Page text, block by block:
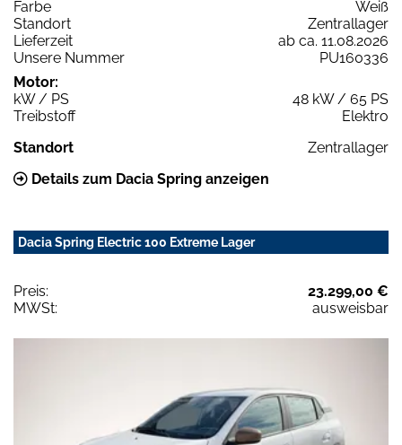
Farbe
Weiß
Standort
Zentrallager
Lieferzeit
ab ca. 11.08.2026
Unsere Nummer
PU160336
Motor:
kW / PS
48 kW / 65 PS
Treibstoff
Elektro
Standort
Zentrallager
Details zum Dacia Spring anzeigen
Dacia Spring Electric 100 Extreme Lager
Preis:
23.299,00 €
MWSt:
ausweisbar